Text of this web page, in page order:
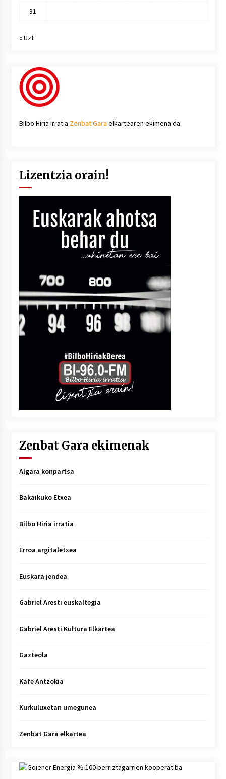
31
« Uzt
Bilbo Hiria irratia Zenbat Gara elkartearen ekimena da.
Lizentzia orain!
Zenbat Gara ekimenak
Algara konpartsa
Bakaikuko Etxea
Bilbo Hiria irratia
Erroa argitaletxea
Euskara jendea
Gabriel Aresti euskaltegia
Gabriel Aresti Kultura Elkartea
Gazteola
Kafe Antzokia
Kurkuluxetan umegunea
Zenbat Gara elkartea